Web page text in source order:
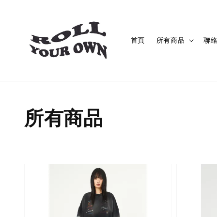
首頁 所有商品 聯
所有商品